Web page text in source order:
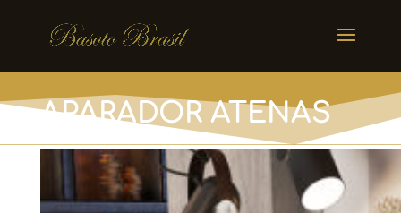
APARADOR ATENAS
Off White / Castanho